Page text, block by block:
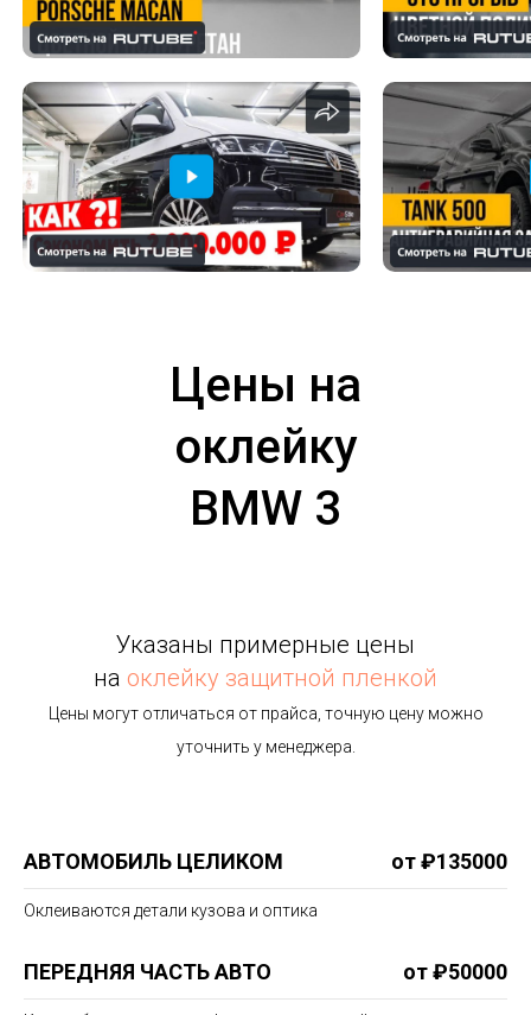
Цены на
оклейку
BMW 3
Указаны примерные цены
на оклейку защитной пленкой
Цены могут отличаться от прайса, точную цену можно
уточнить у менеджера.
АВТОМОБИЛЬ ЦЕЛИКОМ от ₽135000
Оклеиваются детали кузова и оптика
ПЕРЕДНЯЯ ЧАСТЬ АВТО от ₽50000